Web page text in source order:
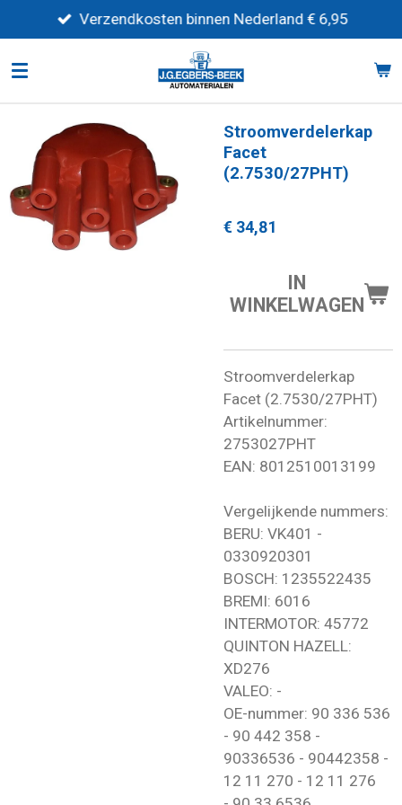
direct
naar
Verzendkosten binnen Nederland € 6,95
Stroomverdelerkap
Facet
(2.7530/27PHT)
€ 34,81
IN
WINKELWAGEN
Stroomverdelerkap
Facet (2.7530/27PHT)
Artikelnummer:
2753027PHT
EAN: 8012510013199
Vergelijkende nummers:
BERU: VK401 -
0330920301
BOSCH: 1235522435
BREMI: 6016
INTERMOTOR: 45772
QUINTON HAZELL:
XD276
VALEO: -
OE-nummer: 90 336 536
- 90 442 358 -
90336536 - 90442358 -
12 11 270 - 12 11 276